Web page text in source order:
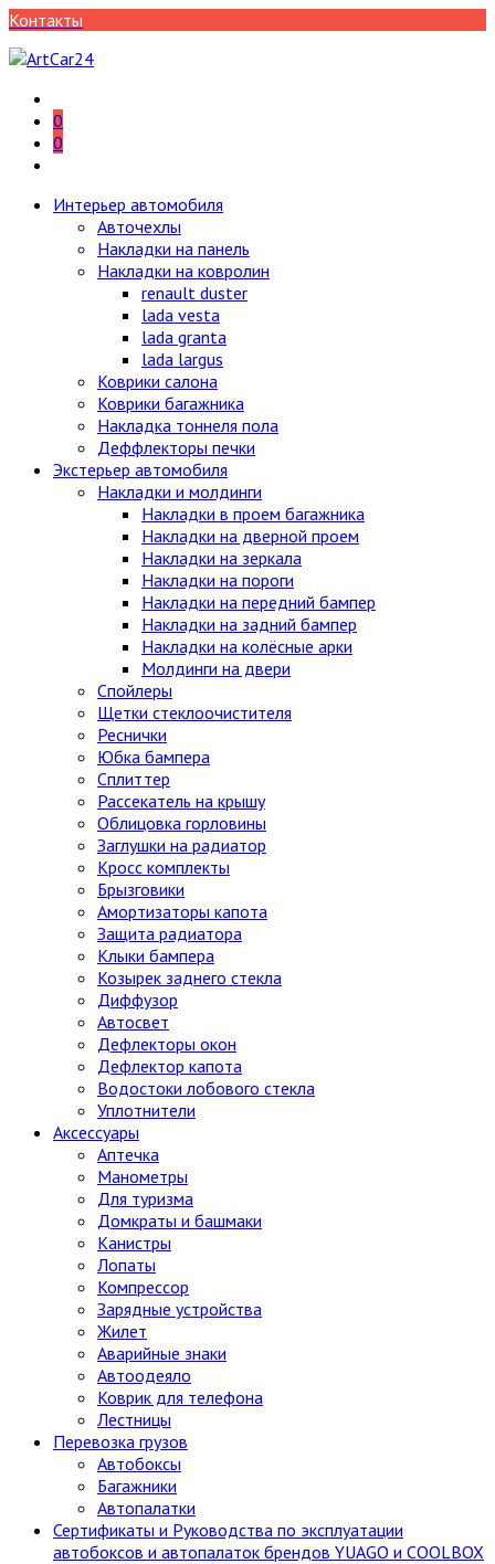
Контакты
0
0
Интерьер автомобиля
Авточехлы
Накладки на панель
Накладки на ковролин
renault duster
lada vesta
lada granta
lada largus
Коврики салона
Коврики багажника
Накладка тоннеля пола
Деффлекторы печки
Экстерьер автомобиля
Накладки и молдинги
Накладки в проем багажника
Накладки на дверной проем
Накладки на зеркала
Накладки на пороги
Накладки на передний бампер
Накладки на задний бампер
Накладки на колёсные арки
Молдинги на двери
Спойлеры
Щетки стеклоочистителя
Реснички
Юбка бампера
Сплиттер
Рассекатель на крышу
Облицовка горловины
Заглушки на радиатор
Кросс комплекты
Брызговики
Амортизаторы капота
Защита радиатора
Клыки бампера
Козырек заднего стекла
Диффузор
Автосвет
Дефлекторы окон
Дефлектор капота
Водостоки лобового стекла
Уплотнители
Аксессуары
Аптечка
Манометры
Для туризма
Домкраты и башмаки
Канистры
Лопаты
Компрессор
Зарядные устройства
Жилет
Аварийные знаки
Автоодеяло
Коврик для телефона
Лестницы
Перевозка грузов
Автобоксы
Багажники
Автопалатки
Сертификаты и Руководства по эксплуатации
автобоксов и автопалаток брендов YUAGO и COOLBOX